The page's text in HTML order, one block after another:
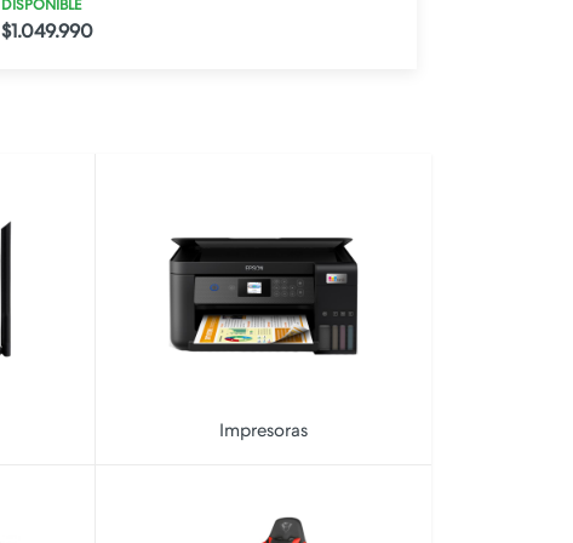
DISPONIBLE
$1.049.990
Impresoras